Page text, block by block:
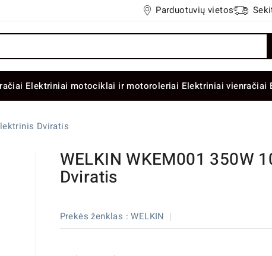
Parduotuvių vietos
Elektriniai motociklai ir motoroleriai Elektriniai vienračiai
Dviratis
WELKIN WKEM001 350W
Dviratis
Prekės ženklas : WELKIN